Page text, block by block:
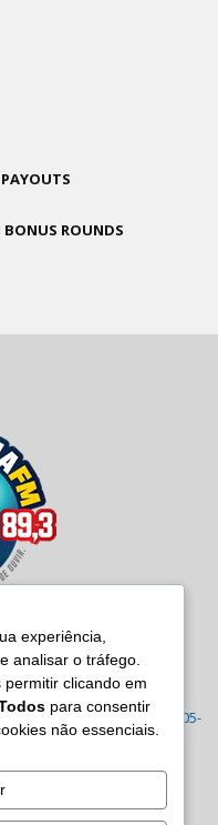
BONUS ROUNDS
395 – Malembá, CEP: 43805-
3122-0022
experiência,
analisar o tráfego.
clicando em
para consentir
não essenciais.